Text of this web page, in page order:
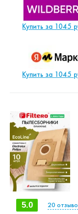
Купить за 1045
Купить за 1045
5.0 20